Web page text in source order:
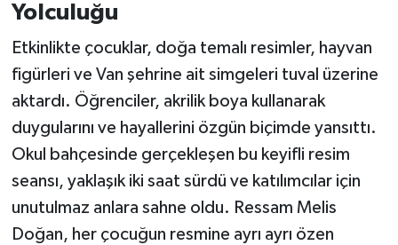
Yolculuğu
Etkinlikte çocuklar, doğa temalı resimler, hayvan
figürleri ve Van şehrine ait simgeleri tuval üzerine
aktardı. Öğrenciler, akrilik boya kullanarak
duygularını ve hayallerini özgün biçimde yansıttı.
Okul bahçesinde gerçekleşen bu keyifli resim
seansı, yaklaşık iki saat sürdü ve katılımcılar için
unutulmaz anlara sahne oldu. Ressam Melis
Doğan, her çocuğun resmine ayrı ayrı özen